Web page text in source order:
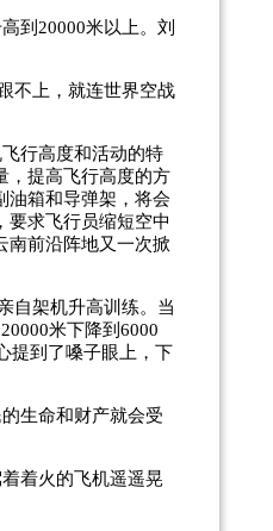
到 20000米以上。刘
不上，就连世界空战
行高度和活动的特
，提高飞行高度的方
油箱和导弹架，将会
要求飞行员缩短空中
南前沿阵地又一次掀
自架机升高训练。当
20000米下降到 6000
提到了嗓子眼上，下
生命和财产就会受
着火的飞机遥遥晃